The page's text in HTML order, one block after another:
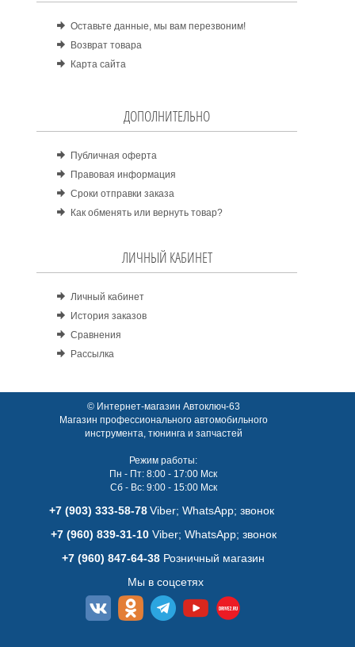
Оставьте данные, мы вам перезвоним!
Возврат товара
Карта сайта
ДОПОЛНИТЕЛЬНО
Публичная оферта
Правовая информация
Сроки отправки заказа
Как обменять или вернуть товар?
ЛИЧНЫЙ КАБИНЕТ
Личный кабинет
История заказов
Сравнения
Рассылка
© Интернет-магазин Автоключ-63
Магазин профессионального автомобильного
инструмента, тюнинга и запчастей
Режим работы:
Пн - Пт: 8:00 - 17:00 Мск
Сб - Вс: 9:00 - 15:00 Мск
+7 (903) 333-58-78 Viber; WhatsАpp; звонок
+7 (960) 839-31-10Viber; WhatsАpp; звонок
+7 (960) 847-64-38 Розничный магазин
Мы в соцсетях